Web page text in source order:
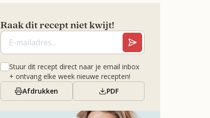
Raak dit recept niet kwijt!
Stuur dit recept direct naar je email inbox
+ ontvang elke week nieuwe recepten!
Afdrukken
PDF